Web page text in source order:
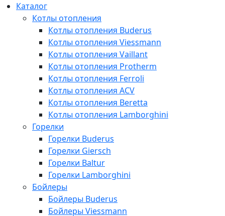
Каталог
Котлы отопления
Котлы отопления Buderus
Котлы отопления Viessmann
Котлы отопления Vaillant
Котлы отопления Protherm
Котлы отопления Ferroli
Котлы отопления ACV
Котлы отопления Beretta
Котлы отопления Lamborghini
Горелки
Горелки Buderus
Горелки Giersch
Горелки Baltur
Горелки Lamborghini
Бойлеры
Бойлеры Buderus
Бойлеры Viessmann